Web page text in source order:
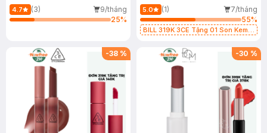
Confident
4.7 (3)
9/tháng
25%
5.0 (1)
7/tháng
55%
BILL 319K 3CE Tặng 01 Son Kem
1.5g (SL có hạn)
-38 % -30 %